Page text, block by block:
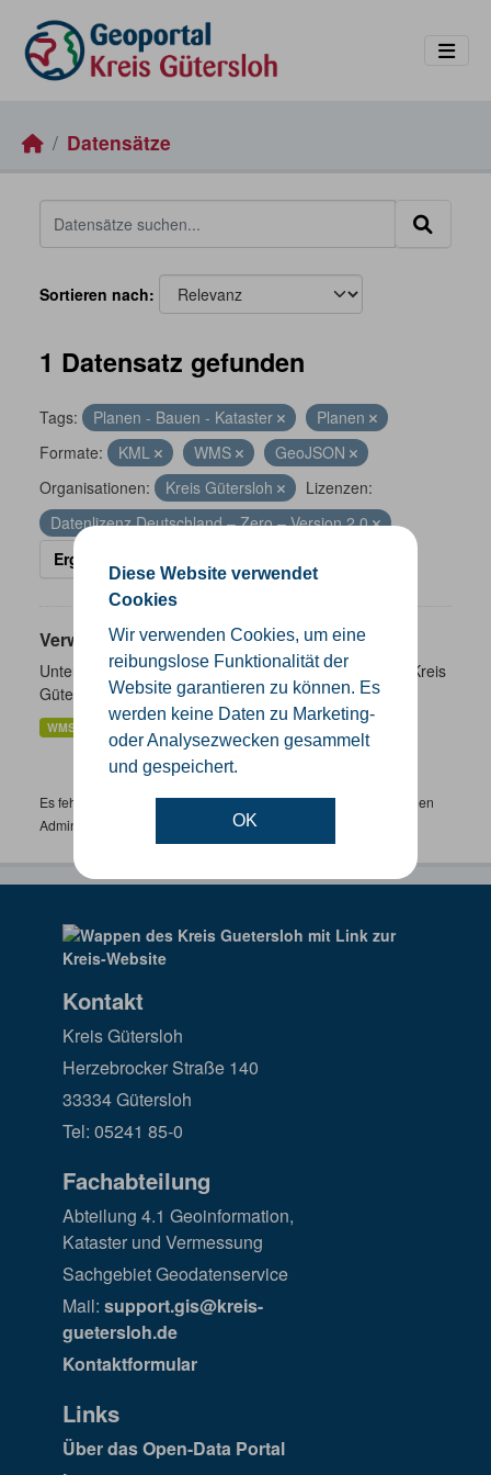
Diese Website verwendet
Cookies
Wir verwenden Cookies, um eine
reibungslose Funktionalität der
Website garantieren zu können. Es
werden keine Daten zu Marketing-
oder Analysezwecken gesammelt
und gespeichert.
OK
Datensätze
Sortieren nach
1 Datensatz gefunden
Tags: Planen - Bauen - Kataster
Planen
Formate:
KML WMS
GeoJSON
Organisationen:
Kreis Gütersloh
Lizenzen:
Datenlizenz Deutschland – Zero – Version 2.0
Ergebnisse filtern
Verwaltungsgrenzen
Unterschiedliche Ebenen der Verwaltungsgrenzen im Kreis
Gütersloh
WMS
Es fehlen spezifische Datensätze? Wenden Sie sich bitte an einen
Administrator unter:
support.gis@kreis-guetersloh.de
Kontakt
Kreis Gütersloh
Herzebrocker Straße 140
33334 Gütersloh
Tel: 05241 85-0
Fachabteilung
Abteilung 4.1 Geoinformation,
Kataster und Vermessung
Sachgebiet Geodatenservice
Mail: support.gis@kreis-
guetersloh.de
Kontaktformular
Links
Über das Open-Data Portal